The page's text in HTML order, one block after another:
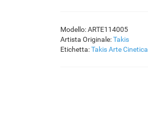
Modello: ARTE114005
Artista Originale:Takis
Etichetta:Takis Arte Cinetica